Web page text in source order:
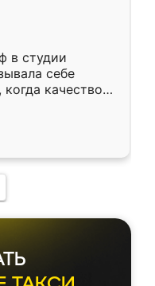
в студии
себе
качеством
уже почти